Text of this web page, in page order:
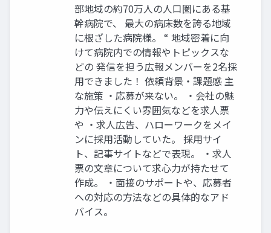
部地域の約70万人の人口圏にある基
幹病院で、 最大の病床数を誇る地域
に根ざした病院様。 “ 地域密着に向
けて病院内での情報やトピックスな
どの 発信を担う広報メンバーを2名採
用できました！ 依頼背景・課題感 主
な施策 ・応募が来ない。 ・会社の魅
力や伝えにくい雰囲気などを求人票
や ・求人広告、ハローワークをメイ
ンに採用活動していた。 採用サイ
ト、記事サイトなどで表現。 ・求人
票の文章について求心力が持たせて
作成。 ・面接のサポートや、応募者
への対応の方法などの具体的なアド
バイス。